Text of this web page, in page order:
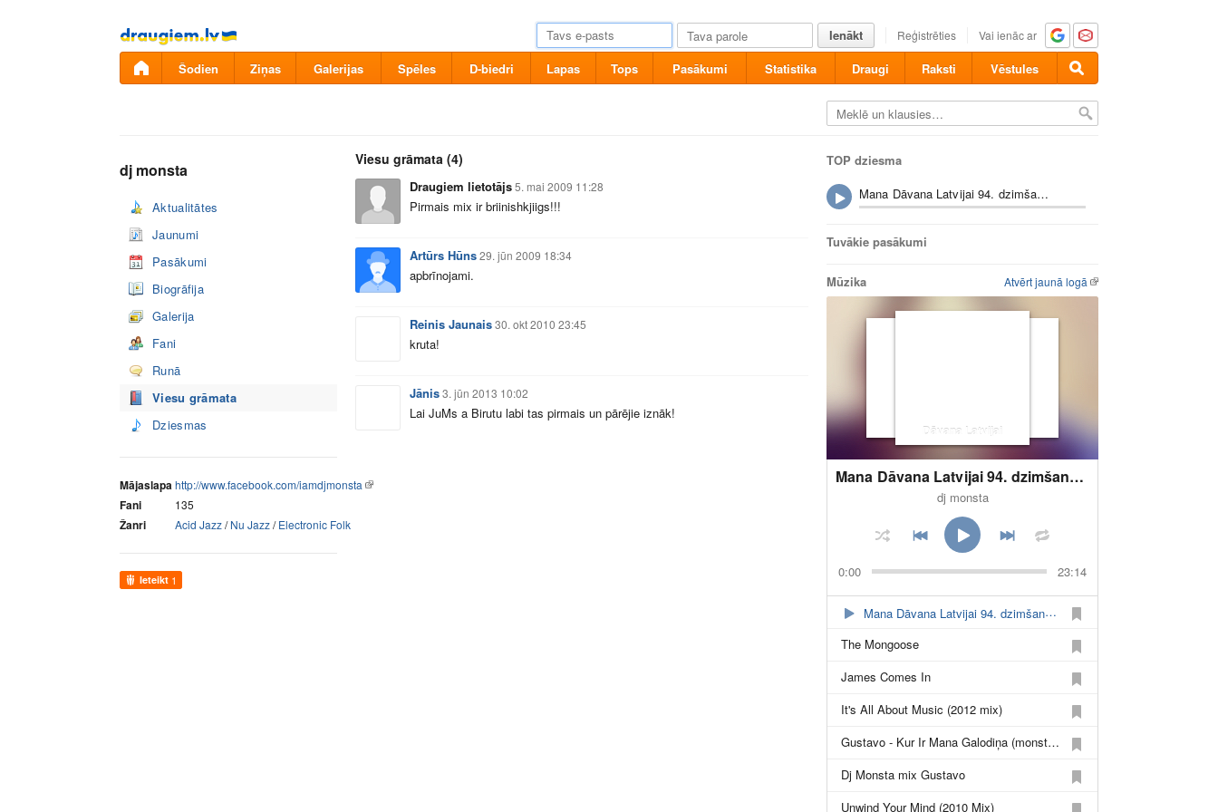
Pāriet
uz
saturu
Ienākt Reģistrēties Vai ienāc ar
Šodien Ziņas Galerijas Spēles D-biedri Lapas Tops Pasākumi Statistika Draugi Raksti Vēstules
dj monsta
Aktualitātes
Jaunumi
Pasākumi
Biogrāfija
Galerija
Fani
Runā
Viesu grāmata
Dziesmas
Mājaslapahttp://www.facebook.com/iamdjmonsta
Fani 135
Žanri Acid Jazz/Nu Jazz/Electronic Folk
Ieteikt 1
Viesu grāmata (4)
Draugiem lietotājs5. mai 2009 11:28
Pirmais mix ir briinishkjiigs!!!
Artūrs Hūns29. jūn 2009 18:34
apbrīnojami.
Reinis Jaunais30. okt 2010 23:45
kruta!
Jānis3. jūn 2013 10:02
Lai JuMs a Birutu labi tas pirmais un pārējie iznāk!
TOP dziesma
Mana Dāvana Latvijai 94. dzimšanas dienā!
Tuvākie pasākumi
Atvērt jaunā logā
Mūzika
Dāvana Latvijai
Mana Dāvana Latvijai 94. dzimšanas dienā!
dj monsta
0:00 23:14
Mana Dāvana Latvijai 94. dzimšanas dienā!
The Mongoose
James Comes In
It's All About Music (2012 mix)
Gustavo - Kur Ir Mana Galodiņa (monsta Man remix)
Dj Monsta mix Gustavo
Unwind Your Mind (2010 Mix)